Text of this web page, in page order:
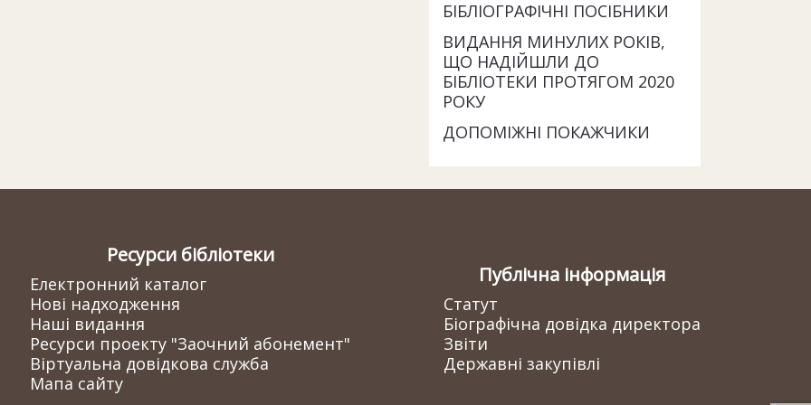
БІБЛІОГРАФІЧНІ ПОСІБНИКИ
ВИДАННЯ МИНУЛИХ РОКІВ,
ЩО НАДІЙШЛИ ДО
БІБЛІОТЕКИ ПРОТЯГОМ 2020
РОКУ
ДОПОМІЖНІ ПОКАЖЧИКИ
Ресурси бібліотеки
Електронний каталог
Нові надходження
Наші видання
Ресурси проекту "Заочний абонемент"
Віртуальна довідкова служба
Мапа сайту
Публічна інформація
Статут
Біографічна довідка директора
Звіти
Державні закупівлі